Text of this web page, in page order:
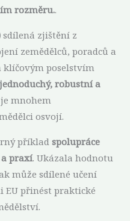
rozměru..
sdílená zjištění z
zemědělců, poradců a
klíčovým poselstvím
jednoduchý, robustní a
mnohem
osvojí.
příkladspolupráce
praxí. Ukázala hodnotu
může sdílené učení
EU přinést praktické